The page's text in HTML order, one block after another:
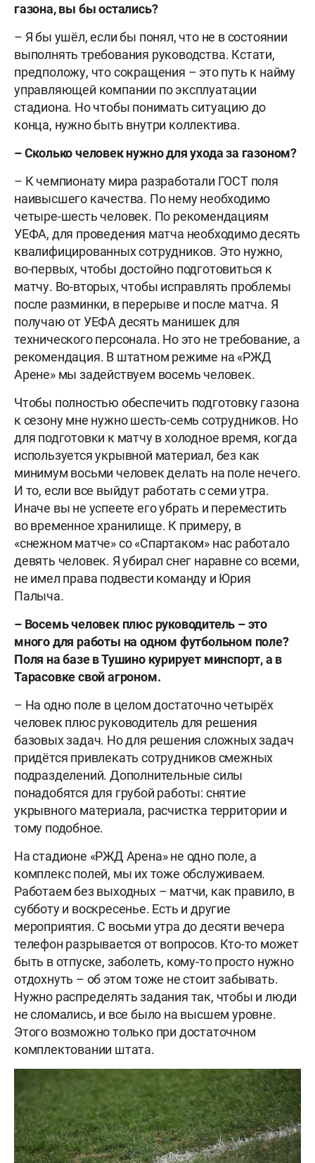
газона, вы бы остались?
– Я бы ушёл, если бы понял, что не в состоянии
выполнять требования руководства. Кстати,
предположу, что сокращения – это путь к найму
управляющей компании по эксплуатации
стадиона. Но чтобы понимать ситуацию до
конца, нужно быть внутри коллектива.
– Сколько человек нужно для ухода за газоном?
– К чемпионату мира разработали ГОСТ поля
наивысшего качества. По нему необходимо
четыре-шесть человек. По рекомендациям
УЕФА, для проведения матча необходимо десять
квалифицированных сотрудников. Это нужно,
во-первых, чтобы достойно подготовиться к
матчу. Во-вторых, чтобы исправлять проблемы
после разминки, в перерыве и после матча. Я
получаю от УЕФА десять манишек для
технического персонала. Но это не требование, а
рекомендация. В штатном режиме на «РЖД
Арене» мы задействуем восемь человек.
Чтобы полностью обеспечить подготовку газона
к сезону мне нужно шесть-семь сотрудников. Но
для подготовки к матчу в холодное время, когда
используется укрывной материал, без как
минимум восьми человек делать на поле нечего.
И то, если все выйдут работать с семи утра.
Иначе вы не успеете его убрать и переместить
во временное хранилище. К примеру, в
«снежном матче» со «Спартаком» нас работало
девять человек. Я убирал снег наравне со всеми,
не имел права подвести команду и Юрия
Палыча.
– Восемь человек плюс руководитель – это
много для работы на одном футбольном поле?
Поля на базе в Тушино курирует минспорт, а в
Тарасовке свой агроном.
– На одно поле в целом достаточно четырёх
человек плюс руководитель для решения
базовых задач. Но для решения сложных задач
придётся привлекать сотрудников смежных
подразделений. Дополнительные силы
понадобятся для грубой работы: снятие
укрывного материала, расчистка территории и
тому подобное.
На стадионе «РЖД Арена» не одно поле, а
комплекс полей, мы их тоже обслуживаем.
Работаем без выходных – матчи, как правило, в
субботу и воскресенье. Есть и другие
мероприятия. С восьми утра до десяти вечера
телефон разрывается от вопросов. Кто-то может
быть в отпуске, заболеть, кому-то просто нужно
отдохнуть – об этом тоже не стоит забывать.
Нужно распределять задания так, чтобы и люди
не сломались, и все было на высшем уровне.
Этого возможно только при достаточном
комплектовании штата.